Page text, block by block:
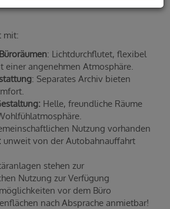
mit:
: Lichtdurchflutet, flexibel
einer angenehmen Atmosphäre.
: Separates Archiv bieten
Helle, freundliche Räume
Nutzung vorhanden
unweit von der Autobahnauffahrt
stehen zur
Nutzung zur Verfügung
vor dem Büro
nach Absprache anmietbar!